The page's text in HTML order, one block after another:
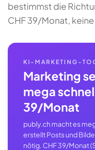
bestimmst die
CHF 39/Monat,
KI-MARKETING-
Marketing
mega
39/Monat
publy.ch macht es
erstellt Posts und
nötig. CHF 39/Monat